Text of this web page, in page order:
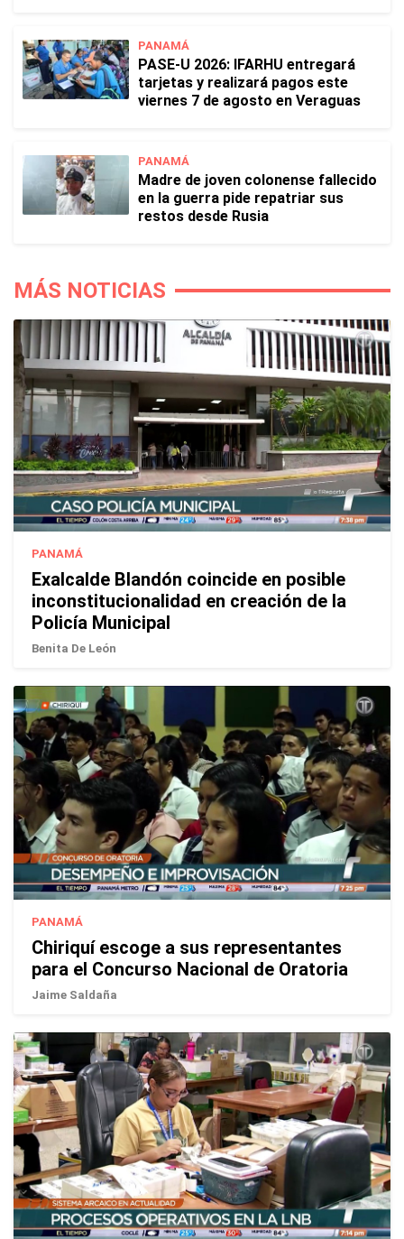
PANAMÁ
PASE-U 2026: IFARHU entregará
tarjetas y realizará pagos este
viernes 7 de agosto en Veraguas
PANAMÁ
Madre de joven colonense fallecido
en la guerra pide repatriar sus
restos desde Rusia
MÁS NOTICIAS
PANAMÁ
Exalcalde Blandón coincide en posible
inconstitucionalidad en creación de la
Policía Municipal
Benita De León
PANAMÁ
Chiriquí escoge a sus representantes
para el Concurso Nacional de Oratoria
Jaime Saldaña